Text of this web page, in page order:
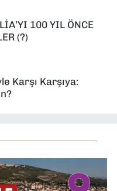
100 YIL ÖNCE
(?)
Karşı Karşıya: